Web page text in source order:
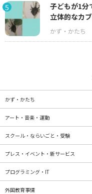
5
子どもが1分
立体的なカ
かず・かたち
アート・音楽・運動
スクール・ならいごと・受験
プレス・イベント・新サービス
プログラミング・IT
外国教育事情